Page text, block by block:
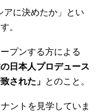
アに決めたか」とい
。
プンする方による
日本人プロデュース
された」
とのこと。
ントを見学していま